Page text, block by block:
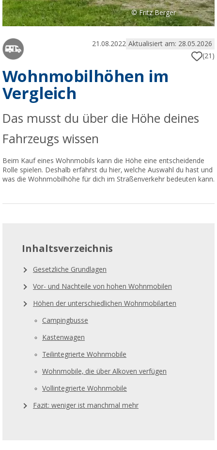
© Fritz Berger
21.08.2022 Aktualisiert am: 28.05.2026
(21)
Wohnmobilhöhen im
Vergleich
Das musst du über die Höhe deines
Fahrzeugs wissen
Beim Kauf eines Wohnmobils kann die Höhe eine entscheidende
Rolle spielen. Deshalb erfährst du hier, welche Auswahl du hast und
was die Wohnmobilhöhe für dich im Straßenverkehr bedeuten kann.
Inhaltsverzeichnis
Gesetzliche Grundlagen
Vor- und Nachteile von hohen Wohnmobilen
Höhen der unterschiedlichen Wohnmobilarten
Campingbusse
Kastenwagen
Teilintegrierte Wohnmobile
Wohnmobile, die über Alkoven verfügen
Vollintegrierte Wohnmobile
Fazit: weniger ist manchmal mehr